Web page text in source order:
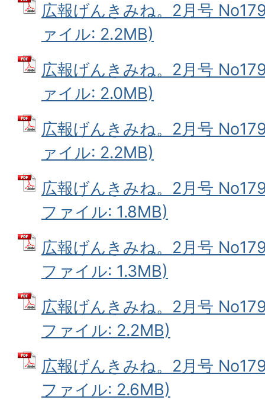
広報げんきみね。2月号
ァイル: 2.2MB)
広報げんきみね。2月号
ァイル: 2.0MB)
広報げんきみね。2月号
ァイル: 2.2MB)
広報げんきみね。2月号
ファイル: 1.8MB)
広報げんきみね。2月号
ファイル: 1.3MB)
広報げんきみね。2月号
ファイル: 2.2MB)
広報げんきみね。2月号
ファイル: 2.6MB)